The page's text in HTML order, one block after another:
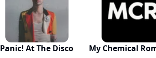
Panic! At The Disco My Chemical